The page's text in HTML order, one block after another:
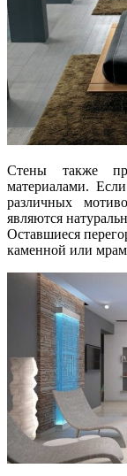
Стены также
материалами.
различных
являются
Оставшиеся
каменной или